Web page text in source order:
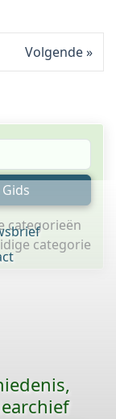
Volgende
categorieën
categorie